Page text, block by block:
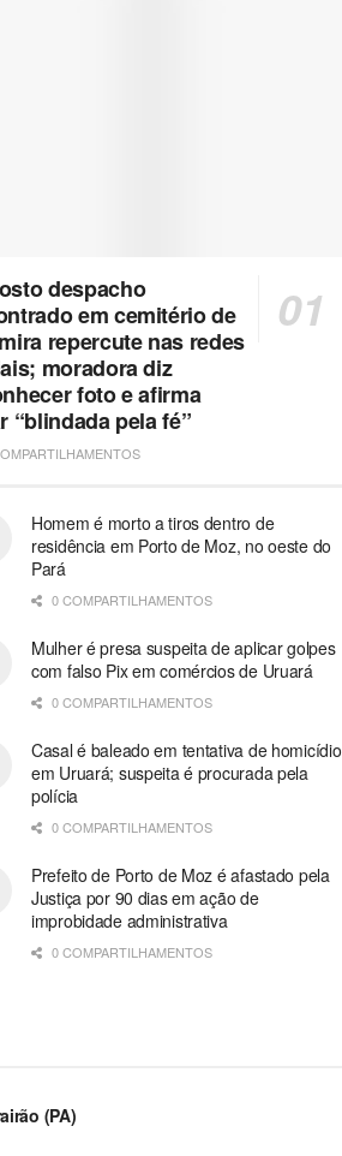
despacho
em cemitério de
repercute nas redes
moradora diz
foto e afirma
“blindada pela fé”
Homem é morto a tiros dentro de
residência em Porto de Moz, no oeste do
Pará
0 COMPARTILHAMENTOS
Mulher é presa suspeita de aplicar golpes
com falso Pix em comércios de Uruará
0 COMPARTILHAMENTOS
Casal é baleado em tentativa de homicídio
em Uruará; suspeita é procurada pela
polícia
0 COMPARTILHAMENTOS
Prefeito de Porto de Moz é afastado pela
Justiça por 90 dias em ação de
improbidade administrativa
0 COMPARTILHAMENTOS
(PA)